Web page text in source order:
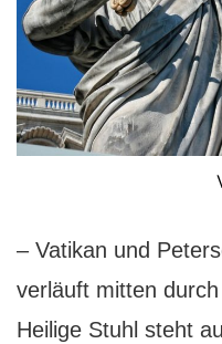
– Vatikan und
verläuft mitten
Heilige Stuhl steht